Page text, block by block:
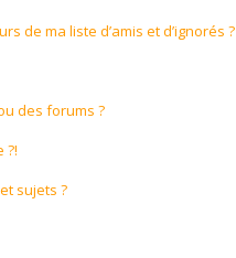
de ma liste d’amis et d’ignorés ?
des forums ?
?!
sujets ?